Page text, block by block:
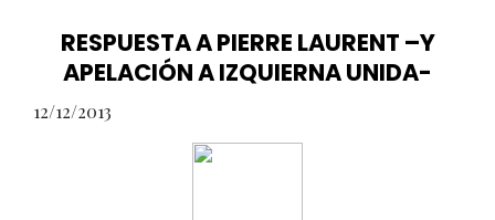
RESPUESTA A PIERRE LAURENT –Y
APELACIÓN A IZQUIERNA UNIDA-
12/12/2013